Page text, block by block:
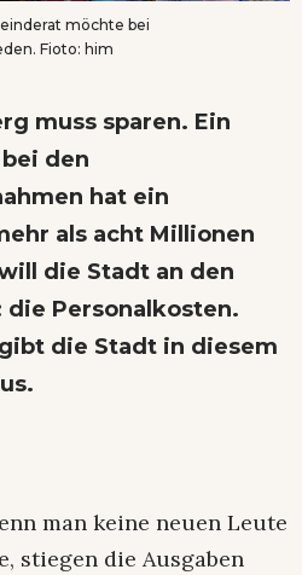
möchte bei
Fioto: him
muss sparen. Ein
den
hat ein
als acht Millionen
die Stadt an den
Personalkosten.
die Stadt in diesem
man keine neuen Leute
stiegen die Ausgaben